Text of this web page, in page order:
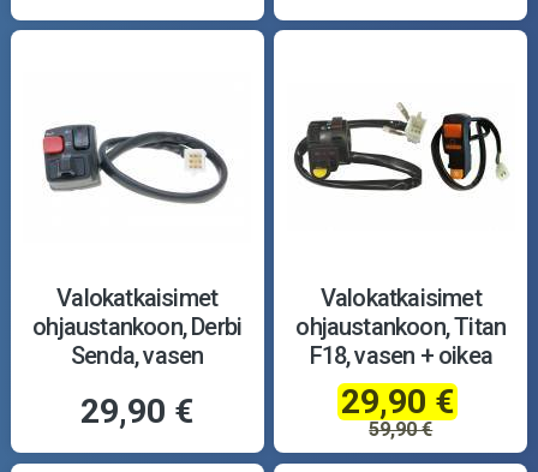
Valokatkaisimet
ohjaustankoon, Derbi
Senda, vasen
29,90 €
Valokatkaisimet
ohjaustankoon, Titan
F18, vasen + oikea
29,90 €
59,90 €